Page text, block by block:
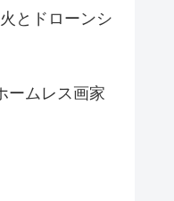
とドローンシ
ムレス画家